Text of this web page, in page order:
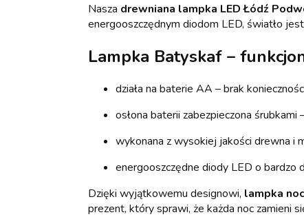
Nasza drewniana lampka LED Łódź
energooszczędnym diodom LED, światło
Lampka Batyskaf –
działa na baterie AA – brak
osłona baterii zabezpieczona śrubkami
wykonana z wysokiej jakości drewna i
energooszczędne diody LED o bardzo
Dzięki wyjątkowemu designowi, lampka
prezent, który sprawi, że każda noc zamieni